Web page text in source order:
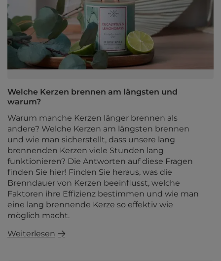
Welche Kerzen brennen am längsten und
warum?
Warum manche Kerzen länger brennen als
andere? Welche Kerzen am längsten brennen
und wie man sicherstellt, dass unsere lang
brennenden Kerzen viele Stunden lang
funktionieren? Die Antworten auf diese Fragen
finden Sie hier! Finden Sie heraus, was die
Brenndauer von Kerzen beeinflusst, welche
Faktoren ihre Effizienz bestimmen und wie man
eine lang brennende Kerze so effektiv wie
möglich macht.
Weiterlesen